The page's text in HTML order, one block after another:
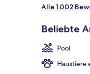
Alle 1.002
Beliebte
Pool
Haustiere